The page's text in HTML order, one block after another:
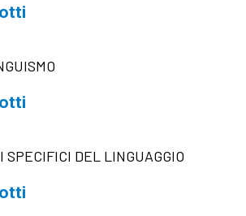
SPECIFICI DEL LINGUAGGIO